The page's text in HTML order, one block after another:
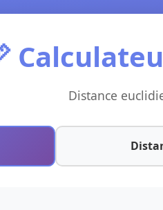
Distance